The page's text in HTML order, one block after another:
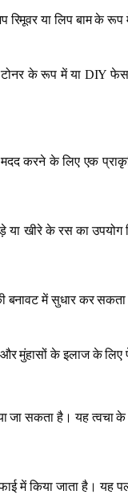
या लिप बाम के रूप
के रूप में या DIY
करने के लिए एक
के रस का उपयोग
बनावट में सुधार कर
और मुंहासों के इलाज के
जा सकता है। यह
किया जाता है। यह